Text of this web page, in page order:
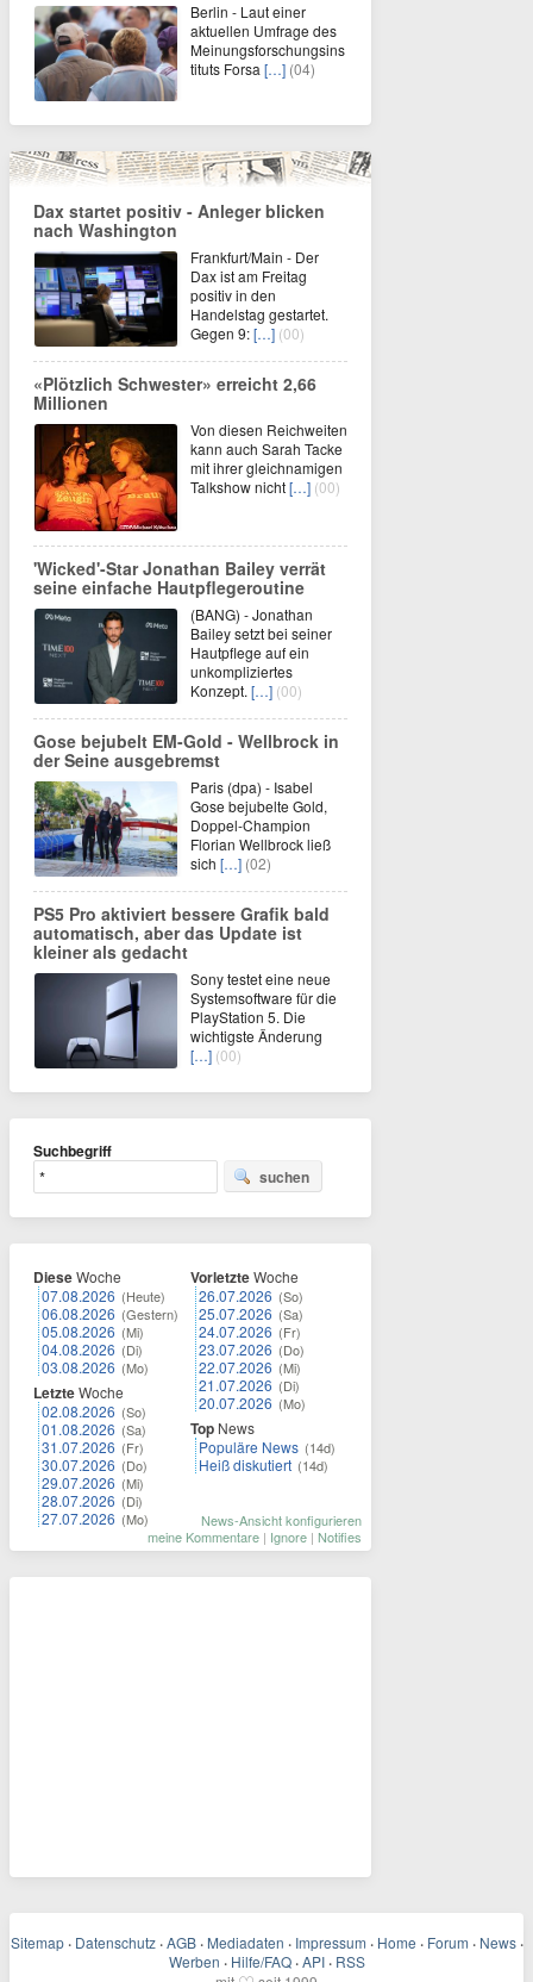
Berlin - Laut einer
aktuellen Umfrage des
Meinungsforschungsins
tituts Forsa […] (04)
Dax startet positiv - Anleger blicken
nach Washington
Frankfurt/Main - Der
Dax ist am Freitag
positiv in den
Handelstag gestartet.
Gegen 9:[…] (00)
«Plötzlich Schwester» erreicht 2,66
Millionen
Von diesen Reichweiten
kann auch Sarah Tacke
mit ihrer gleichnamigen
Talkshow nicht[…] (00)
'Wicked'-Star Jonathan Bailey verrät
seine einfache Hautpflegeroutine
(BANG) - Jonathan
Bailey setzt bei seiner
Hautpflege auf ein
unkompliziertes
Konzept. […] (00)
Gose bejubelt EM-Gold - Wellbrock in
der Seine ausgebremst
Paris (dpa) - Isabel
Gose bejubelte Gold,
Doppel-Champion
Florian Wellbrock ließ
sich […] (02)
PS5 Pro aktiviert bessere Grafik bald
automatisch, aber das Update ist
kleiner als gedacht
Sony testet eine neue
Systemsoftware für die
PlayStation 5. Die
wichtigste Änderung
[…] (00)
Suchbegriff
suchen
DieseWoche
07.08.2026 (Heute)
06.08.2026 (Gestern)
05.08.2026 (Mi)
04.08.2026 (Di)
03.08.2026 (Mo)
LetzteWoche
02.08.2026 (So)
01.08.2026 (Sa)
31.07.2026 (Fr)
30.07.2026 (Do)
29.07.2026 (Mi)
28.07.2026 (Di)
27.07.2026 (Mo)
VorletzteWoche
26.07.2026 (So)
25.07.2026 (Sa)
24.07.2026 (Fr)
23.07.2026 (Do)
22.07.2026 (Mi)
21.07.2026 (Di)
20.07.2026 (Mo)
Top News
Populäre News (14d)
Heiß diskutiert (14d)
News-Ansicht konfigurieren
meine Kommentare | Ignore | Notifies
Sitemap · Datenschutz · AGB · Mediadaten · Impressum · Home · Forum · News ·
Werben · Hilfe/FAQ · API · RSS